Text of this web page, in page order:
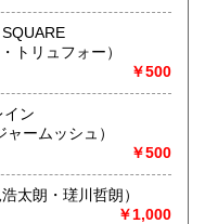
ナリオ・戯曲をはじ
レット・チラシ・ポス
取り揃えております。
・カセットテープ・
扱っています。映画
す。専門以外の商品も
ンソワ・トリュフォー）
￥500
イン
=ジム・ジャームッシュ）
￥500
網 318 （出=里見浩太朗・瑳川哲朗）
￥1,000